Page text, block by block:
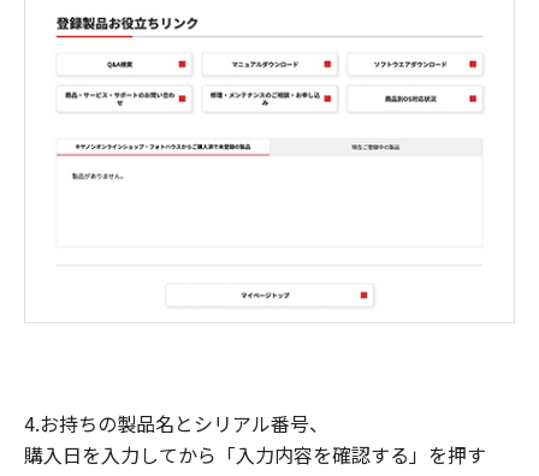
4.お持ちの製品名とシリアル番号、
購入日を入力してから「入力内容を確認する」を押す